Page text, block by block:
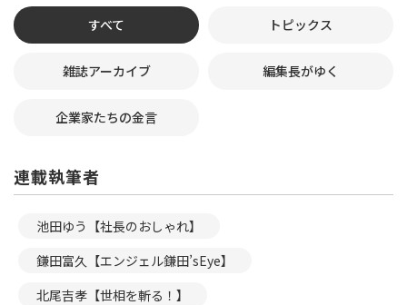
すべて トピックス
雑誌アーカイブ 編集長がゆく
企業家たちの金言
連載執筆者
池田ゆう【社長のおしゃれ】
鎌田富久【エンジェル鎌田’sEye】
北尾吉孝【世相を斬る！】